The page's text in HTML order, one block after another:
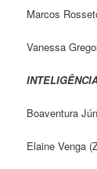
Marcos
Vanessa
Boaventura
Elaine Venga